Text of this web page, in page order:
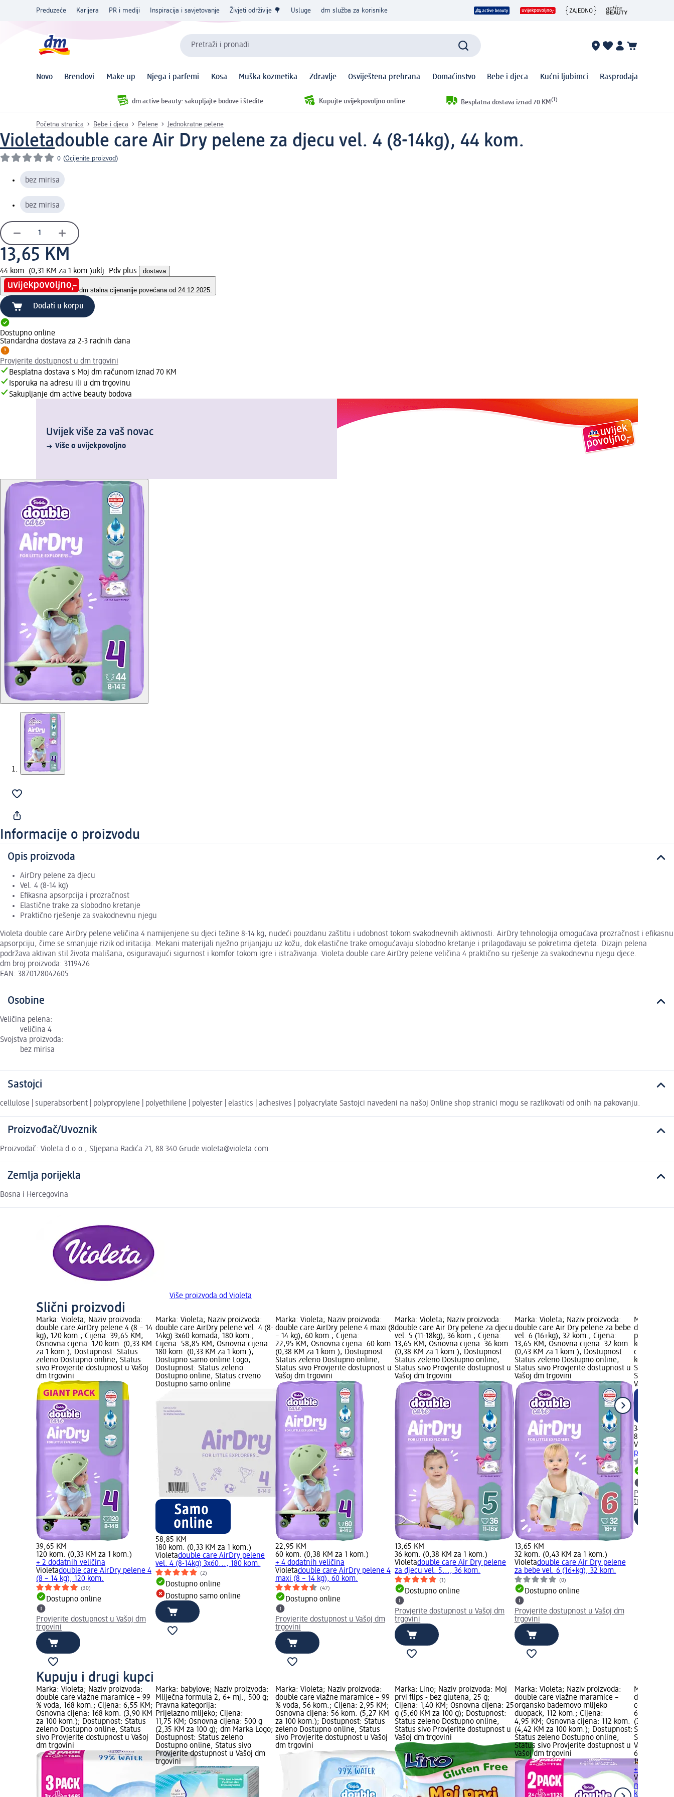
Preduzeće Karijera PR i mediji Inspiracija i savjetovanje Živjeti održivije 🌳 Usluge dm služba za korisnike
Pretraži i pronađi
Novo Brendovi Make up Njega i parfemi Kosa Muška kozmetika Zdravlje Osviještena prehrana Domaćinstvo Bebe i djeca Kućni ljubimci Rasprodaja
dm active beauty: sakupljajte bodove i štedite Kupujte uvijekpovoljno online Besplatna dostava iznad 70 KM (1)
Početna stranica Bebe i djeca Pelene Jednokratne pelene
Violetadouble care Air Dry pelene za djecu vel. 4 (8-14kg), 44 kom.
0 (Ocijenite proizvod)
bez mirisa
bez mirisa
13,65 KM
44 kom. (0,31 KM za 1 kom.)uklj. Pdv plus dostava
dm stalna cijenanije povećana od 24.12.2025.
Dodati u korpu
Dostupno online
Standardna dostava za 2-3 radnih dana
Provjerite dostupnost u dm trgovini
Besplatna dostava s Moj dm računom iznad 70 KM
Isporuka na adresu ili u dm trgovinu
Sakupljanje dm active beauty bodova
Uvijek više za vaš novac
Više o uvijekpovoljno
Informacije o proizvodu
Opis proizvoda
AirDry pelene za djecu
Vel. 4 (8-14 kg)
Efikasna apsorpcija i prozračnost
Elastične trake za slobodno kretanje
Praktično rješenje za svakodnevnu njegu
Violeta double care AirDry pelene veličina 4 namijenjene su djeci težine 8-14 kg, nudeći pouzdanu zaštitu i udobnost tokom svakodnevnih aktivnosti. AirDry tehnologija omogućava prozračnost i efikasnu
apsorpciju, čime se smanjuje rizik od iritacija. Mekani materijali nježno prijanjaju uz kožu, dok elastične trake omogućavaju slobodno kretanje i prilagođavaju se pokretima djeteta. Dizajn pelena
podržava aktivan stil života mališana, osiguravajući sigurnost i komfor tokom igre i istraživanja. Violeta double care AirDry pelene veličina 4 praktično su rješenje za svakodnevnu njegu djece.
dm broj proizvoda: 3119426
EAN: 3870128042605
Osobine
Veličina pelena:
veličina 4
Svojstva proizvoda:
bez mirisa
Sastojci
cellulose | superabsorbent | polypropylene | polyethilene | polyester | elastics | adhesives | polyacrylate Sastojci navedeni na našoj Online shop stranici mogu se razlikovati od onih na pakovanju.
Proizvođač/Uvoznik
Proizvođač: Violeta d.o.o., Stjepana Radića 21, 88 340 Grude violeta@violeta.com
Zemlja porijekla
Bosna i Hercegovina
Više proizvoda od Violeta
Slični proizvodi
Marka: Violeta; Naziv proizvoda:
double care AirDry pelene 4 (8 – 14
kg), 120 kom.; Cijena: 39,65 KM;
Osnovna cijena: 120 kom. (0,33 KM
za 1 kom.); Dostupnost: Status
zeleno Dostupno online, Status
sivo Provjerite dostupnost u Vašoj
dm trgovini
39,65 KM
120 kom. (0,33 KM za 1 kom.)
+ 2 dodatnih veličina
Violetadouble care AirDry pelene 4
(8 – 14 kg), 120 kom.
(30)
Dostupno online
Provjerite dostupnost u Vašoj dm
trgovini
Marka: Violeta; Naziv proizvoda:
double care AirDry pelene vel. 4 (8-
14kg) 3x60 komada, 180 kom.;
Cijena: 58,85 KM; Osnovna cijena:
180 kom. (0,33 KM za 1 kom.);
Dostupno samo online Logo;
Dostupnost: Status zeleno
Dostupno online, Status crveno
Dostupno samo online
58,85 KM
180 kom. (0,33 KM za 1 kom.)
Violetadouble care AirDry pelene
vel. 4 (8-14kg) 3x60..., 180 kom.
(2)
Dostupno online
Dostupno samo online
Marka: Violeta; Naziv proizvoda:
double care AirDry pelene 4 maxi (8
– 14 kg), 60 kom.; Cijena:
22,95 KM; Osnovna cijena: 60 kom.
(0,38 KM za 1 kom.); Dostupnost:
Status zeleno Dostupno online,
Status sivo Provjerite dostupnost u
Vašoj dm trgovini
22,95 KM
60 kom. (0,38 KM za 1 kom.)
+ 4 dodatnih veličina
Violetadouble care AirDry pelene 4
maxi (8 – 14 kg), 60 kom.
(47)
Dostupno online
Provjerite dostupnost u Vašoj dm
trgovini
Marka: Violeta; Naziv proizvoda:
double care Air Dry pelene za djecu
vel. 5 (11-18kg), 36 kom.; Cijena:
13,65 KM; Osnovna cijena: 36 kom.
(0,38 KM za 1 kom.); Dostupnost:
Status zeleno Dostupno online,
Status sivo Provjerite dostupnost u
Vašoj dm trgovini
13,65 KM
36 kom. (0,38 KM za 1 kom.)
Violetadouble care Air Dry pelene
za djecu vel. 5..., 36 kom.
(1)
Dostupno online
Provjerite dostupnost u Vašoj dm
trgovini
Marka: Violeta; Naziv proizvoda:
double care Air Dry pelene za bebe
vel. 6 (16+kg), 32 kom.; Cijena:
13,65 KM; Osnovna cijena: 32 kom.
(0,43 KM za 1 kom.); Dostupnost:
Status zeleno Dostupno online,
Status sivo Provjerite dostupnost u
Vašoj dm trgovini
13,65 KM
32 kom. (0,43 KM za 1 kom.)
Violetadouble care Air Dry pelene
za bebe vel. 6 (16+kg), 32 kom.
(0)
Dostupno online
Provjerite dostupnost u Vašoj dm
trgovini
Marka:
double
pelene za
kom.;
cijena: 88
kom.);
Status
Status sivo
Vašoj dm
34,95 KM
88 kom.
Violeta
pelene za
Provjerite
trgovini
Kupuju i drugi kupci
Marka: Violeta; Naziv proizvoda:
double care vlažne maramice – 99
% voda, 168 kom.; Cijena: 6,55 KM;
Osnovna cijena: 168 kom. (3,90 KM
za 100 kom.); Dostupnost: Status
zeleno Dostupno online, Status
sivo Provjerite dostupnost u Vašoj
dm trgovini
Marka: babylove; Naziv proizvoda:
Mliječna formula 2, 6+ mj., 500 g;
Pravna kategorija:
Prijelazno mlijeko; Cijena:
11,75 KM; Osnovna cijena: 500 g
(2,35 KM za 100 g); dm Marka Logo;
Dostupnost: Status zeleno
Dostupno online, Status sivo
Provjerite dostupnost u Vašoj dm
trgovini
Marka: Violeta; Naziv proizvoda:
double care vlažne maramice – 99
% voda, 56 kom.; Cijena: 2,95 KM;
Osnovna cijena: 56 kom. (5,27 KM
za 100 kom.); Dostupnost: Status
zeleno Dostupno online, Status
sivo Provjerite dostupnost u Vašoj
dm trgovini
Marka: Lino; Naziv proizvoda: Moj
prvi flips - bez glutena, 25 g;
Cijena: 1,40 KM; Osnovna cijena: 25
g (5,60 KM za 100 g); Dostupnost:
Status zeleno Dostupno online,
Status sivo Provjerite dostupnost u
Vašoj dm trgovini
Marka: Violeta; Naziv proizvoda:
double care vlažne maramice –
organsko bademovo mlijeko
duopack, 112 kom.; Cijena:
4,95 KM; Osnovna cijena: 112 kom.
(4,42 KM za 100 kom.); Dostupnost:
Status zeleno Dostupno online,
Status sivo Provjerite dostupnost u
Vašoj dm trgovini
Marka:
double
cotton oil,
6,20 KM;
(3,23 KM
Status
Status sivo
Vašoj dm
6,20 KM
192 kom.
+ 1
Violeta
maramice -
kom.